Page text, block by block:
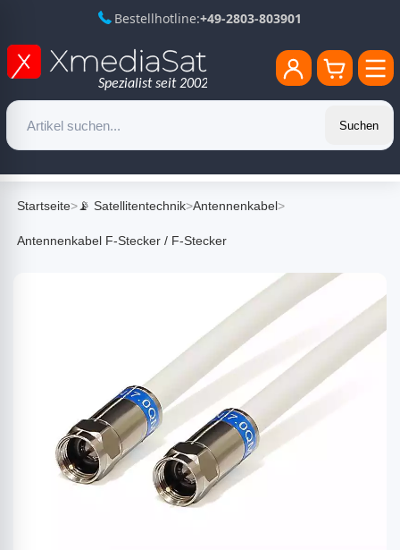
Bestellhotline:+49-2803-803901
Suchen
Startseite>📡 Satellitentechnik>Antennenkabel>
Antennenkabel F-Stecker / F-Stecker